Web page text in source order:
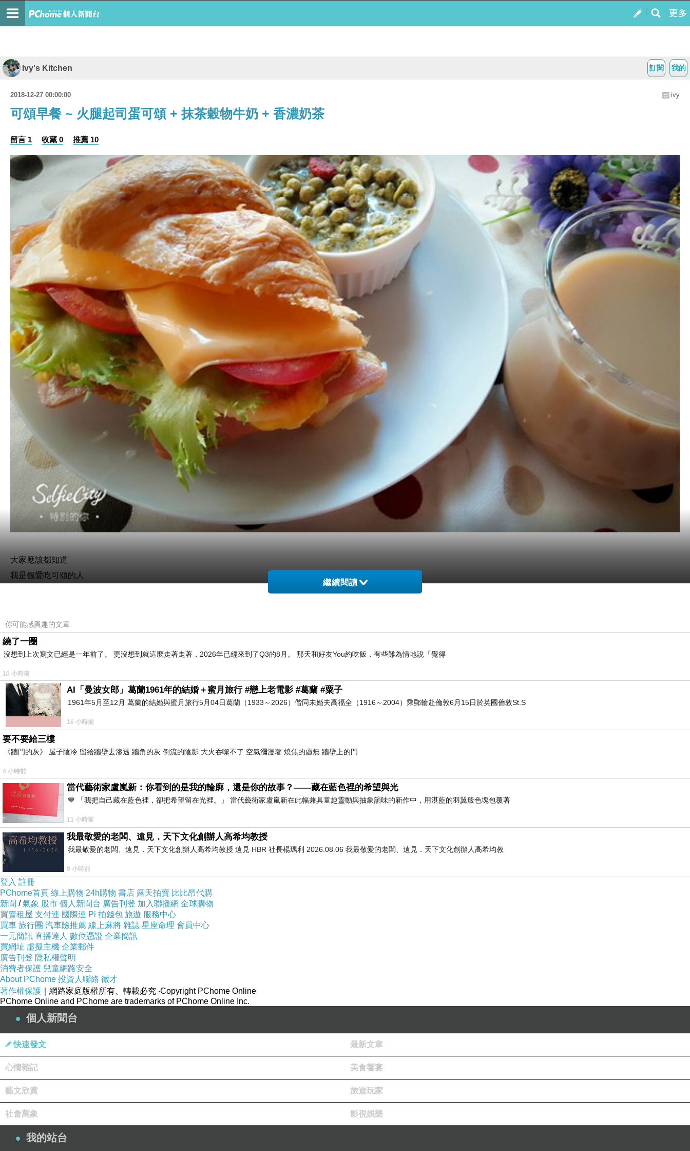
我的
訂閱
Ivy's Kitchen
2018-12-27 00:00:00 ivy
可頌早餐 ~ 火腿起司蛋可頌 + 抹茶穀物牛奶 + 香濃奶茶
留言 1 收藏 0 推薦 10
大家應該都知道
我是個愛吃可頌的人
還真是costco賣的好吃
這次因為去愛賣買東西
順便就買了他們的可頌
真的差好多
既不香酥也不扎實
可頌不就是要有滿滿的奶油香嗎?
他們的可頌一點奶油香都沒有
也不夠酥
真是失望
以後也不會買
麵包店的可頌也比他們來的好吃 !
繼續閱讀
你可能感興趣的文章
繞了一圈
沒想到上次寫文已經是一年前了。 更沒想到就這麼走著走著，2026年已經來到了Q3的8月。 那天和好友You約吃飯，有些難為情地說「覺得
10 小時前
AI「曼波女郎」葛蘭1961年的結婚＋蜜月旅行 #戀上老電影 #葛蘭 #粟子
1961年5月至12月 葛蘭的結婚與蜜月旅行5月04日葛蘭（1933～2026）偕同未婚夫高福全（1916～2004）乘郵輪赴倫敦6月15日於英國倫敦St.S
16 小時前
要不要給三樓
《牆門的灰》 屋子陰冷 留給牆壁去滲透 牆角的灰 倒流的陰影 大火吞噬不了 空氣瀰漫著 燒焦的虛無 牆壁上的門
4 小時前
當代藝術家盧嵐新：你看到的是我的輪廓，還是你的故事？——藏在藍色裡的希望與光
💙 「我把自己藏在藍色裡，卻把希望留在光裡。」 當代藝術家盧嵐新在此幅兼具童趣靈動與抽象韻味的新作中，用湛藍的羽翼般色塊包覆著
11 小時前
我最敬愛的老闆、遠見．天下文化創辦人高希均教授
我最敬愛的老闆、遠見．天下文化創辦人高希均教授 遠見 HBR 社長楊瑪利 2026.08.06 我最敬愛的老闆、遠見．天下文化創辦人高希均教
9 小時前
登入 註冊
PChome首頁 線上購物 24h購物 書店 露天拍賣 比比昂代購
新聞 /氣象 股市 個人新聞台 廣告刊登 加入聯播網 全球購物
買賣租屋 支付連 國際連 Pi 拍錢包 旅遊 服務中心
買車 旅行團 汽車險推薦 線上麻將 雜誌 星座命理 會員中心
一元簡訊 直播達人 數位憑證 企業簡訊
買網址 虛擬主機 企業郵件
廣告刊登 隱私權聲明
消費者保護 兒童網路安全
About PChome 投資人聯絡 徵才
著作權保護 ｜網路家庭版權所有、轉載必究 ‧Copyright PChome Online
PChome Online and PChome are trademarks of PChome Online Inc.
個人新聞台
快速發文 最新文章
心情雜記 美食饗宴
藝文欣賞 旅遊玩家
社會萬象 影視娛樂
我的站台